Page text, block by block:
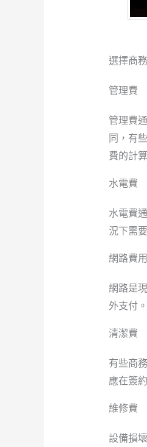
選擇商
管理費
管理費
同，有
費的計
水電費
水電費
況下需
網路費用
網路是
外支付
清潔費
有些商
應在簽
維修費
設備損